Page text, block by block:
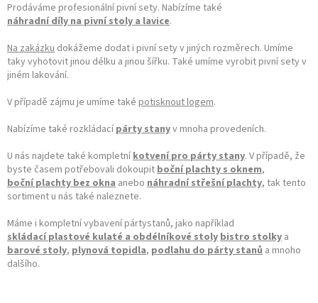
Prodáváme profesionální pivní sety. Nabízíme také
náhradní díly na pivní stoly a lavice.
Na zakázku dokážeme dodat i pivní sety v jiných rozměrech. Umíme
taky vyhotovit jinou délku a jinou šířku. Také umíme vyrobit pivní sety v
jiném lakování.
V případě zájmu je umíme také potisknout logem.
Nabízíme také rozkládací párty stanyv mnoha provedeních.
U nás najdete také kompletníkotvení pro párty stany. V případě, že
byste časem potřebovali dokoupitboční plachty s oknem,
boční plachty bez okna anebo náhradní střešní plachty, tak tento
sortiment u nás také naleznete.
Máme i kompletní vybavení pártystanů, jako například
skládací plastové kulaté a obdélníkové stolybistro stolky a
barové stoly, plynová topidla, podlahu do párty stanů a mnoho
dalšího.